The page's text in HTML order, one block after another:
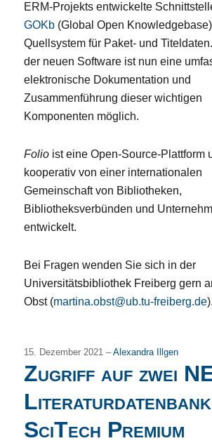
ERM-Projekts entwickelte
GOKb (Global Open
Quellsystem für Paket- und
der neuen Software ist nun eine
elektronische Dokumentation und
Zusammenführung dieser wichtigen
Komponenten möglich.
Folio ist eine Open-Source-Plattform
kooperativ von einer internationalen
Gemeinschaft von Bibliotheken,
Bibliotheksverbünden und
entwickelt.
Bei Fragen wenden Sie sich in der
Universitätsbibliothek Freiberg gern
Obst (martina.obst@ub.tu-freiberg.de).
15. Dezember 2021 –Alexandra Illgen
Zugriff auf zwei
SciTech Premium